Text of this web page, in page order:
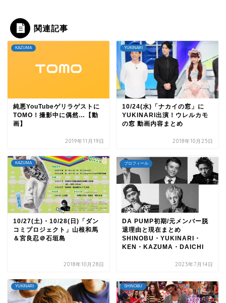
関連記事
KAZUMA
純悪YouTubeゲリラゲストに
TOMO！撮影中に偶然…【動
画】
2019年11月19日
YUKINARI
10/24(水)「ナカイの窓」に
YUKINARI出演！ウレルカモ
の窓 動画内容まとめ
2018年10月25日
KAZUMA
10/27(土)・10/28(日)「ダン
コミプロジェクト」山根和馬
＆宮良忍＠石垣島
2018年10月28日
プロフィール
DA PUMP初期/元メンバー脱
退理由と現在まとめ
SHINOBU・YUKINARI・
KEN・KAZUMA・DAICHI
2023年7月14日
YUKINARI SHINOBU